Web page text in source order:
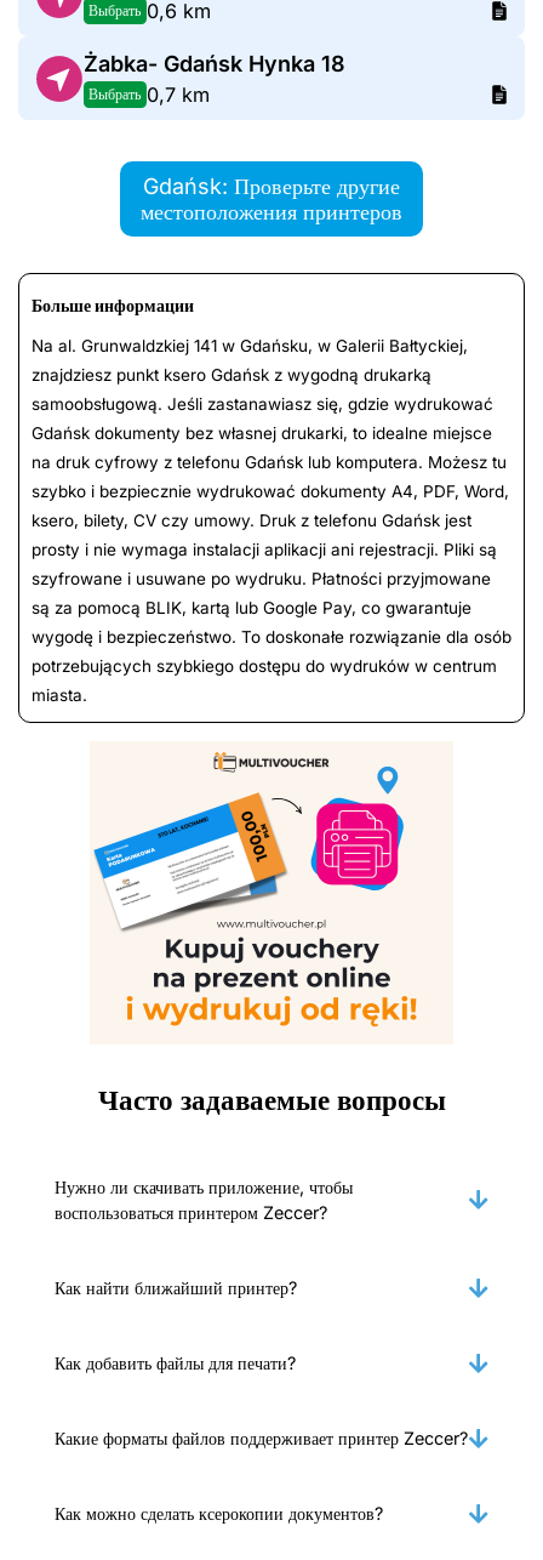
Выбрать 0,6 km
Żabka- Gdańsk Hynka 18
Выбрать 0,7 km
Gdańsk: Проверьте другие
местоположения принтеров
Больше информации
Na al. Grunwaldzkiej 141 w Gdańsku, w Galerii Bałtyckiej,
znajdziesz punkt ksero Gdańsk z wygodną drukarką
samoobsługową. Jeśli zastanawiasz się, gdzie wydrukować
Gdańsk dokumenty bez własnej drukarki, to idealne miejsce
na druk cyfrowy z telefonu Gdańsk lub komputera. Możesz tu
szybko i bezpiecznie wydrukować dokumenty A4, PDF, Word,
ksero, bilety, CV czy umowy. Druk z telefonu Gdańsk jest
prosty i nie wymaga instalacji aplikacji ani rejestracji. Pliki są
szyfrowane i usuwane po wydruku. Płatności przyjmowane
są za pomocą BLIK, kartą lub Google Pay, co gwarantuje
wygodę i bezpieczeństwo. To doskonałe rozwiązanie dla osób
potrzebujących szybkiego dostępu do wydruków w centrum
miasta.
Часто задаваемые вопросы
Нужно ли скачивать приложение, чтобы
воспользоваться принтером Zeccer?
Как найти ближайший принтер?
Как добавить файлы для печати?
Какие форматы файлов поддерживает принтер Zeccer?
Как можно сделать ксерокопии документов?